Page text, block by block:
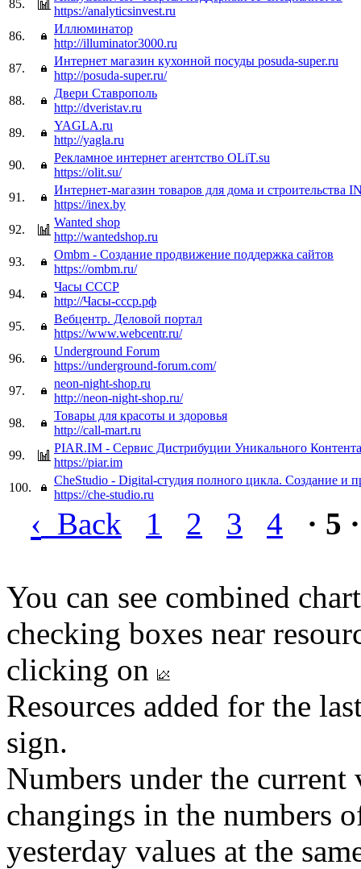
85.
https://analyticsinvest.ru
86.
Иллюминатор
http://illuminator3000.ru
87.
Интернет магазин кухонной посуды posuda-super.ru
http://posuda-super.ru/
88.
Двери Ставрополь
http://dveristav.ru
89.
YAGLA.ru
http://yagla.ru
90.
Рекламное интернет агентство OLiT.su
https://olit.su/
91.
Интернет-магазин товаров для дома и строительства
https://inex.by
92.
Wanted shop
http://wantedshop.ru
93.
Ombm - Создание продвижение поддержка сайтов
https://ombm.ru/
94.
Часы СССР
http://Часы-ссср.рф
95.
Вебцентр. Деловой портал
https://www.webcentr.ru/
96.
Underground Forum
https://underground-forum.com/
97.
neon-night-shop.ru
http://neon-night-shop.ru/
98.
Товары для красоты и здоровья
http://call-mart.ru
99.
PIAR.IM - Сервис Дистрибуции Уникального
https://piar.im
100.
CheStudio - Digital-студия полного цикла. Создание и
https://che-studio.ru
‹ Back 1 2 3 4 · 5 ·
You can see combined
checking boxes near
clicking on
Resources added for the
sign.
Numbers under the
changings in the numbers
yesterday values at the